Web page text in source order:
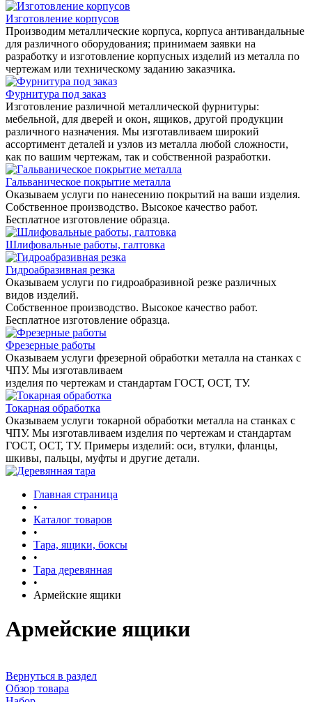
Изготовление корпусов
Производим металлические корпуса, корпуса антивандальные
для различного оборудования; принимаем заявки на
разработку и изготовление корпусных изделий из металла по
чертежам или техническому заданию заказчика.
Фурнитура под заказ
Изготовление различной металлической фурнитуры:
мебельной, для дверей и окон, ящиков, другой продукции
различного назначения. Мы изготавливаем широкий
ассортимент деталей и узлов из металла любой сложности,
как по вашим чертежам, так и собственной разработки.
Гальваническое покрытие металла
Оказываем услуги по нанесению покрытий на ваши изделия.
Собственное производство. Высокое качество работ.
Бесплатное изготовление образца.
Шлифовальные работы, галтовка
Гидроабразивная резка
Оказываем услуги по гидроабразивной резке различных
видов изделий.
Собственное производство. Высокое качество работ.
Бесплатное изготовление образца.
Фрезерные работы
Оказываем услуги фрезерной обработки металла на станках с
ЧПУ. Мы изготавливаем
изделия по чертежам и стандартам ГОСТ, ОСТ, ТУ.
Токарная обработка
Оказываем услуги токарной обработки металла на станках с
ЧПУ. Мы изготавливаем изделия по чертежам и стандартам
ГОСТ, ОСТ, ТУ. Примеры изделий: оси, втулки, фланцы,
шкивы, пальцы, муфты и другие детали.
Главная страница
•
Каталог товаров
•
Тара, ящики, боксы
•
Тара деревянная
•
Армейские ящики
Армейские ящики
Вернуться в раздел
Обзор товара